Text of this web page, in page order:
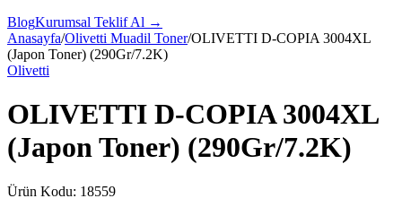
BlogKurumsal Teklif Al →
Anasayfa/Olivetti Muadil Toner/OLIVETTI D-COPIA 3004XL
(Japon Toner) (290Gr/7.2K)
Olivetti
OLIVETTI D-COPIA 3004XL
(Japon Toner) (290Gr/7.2K)
Ürün Kodu: 18559